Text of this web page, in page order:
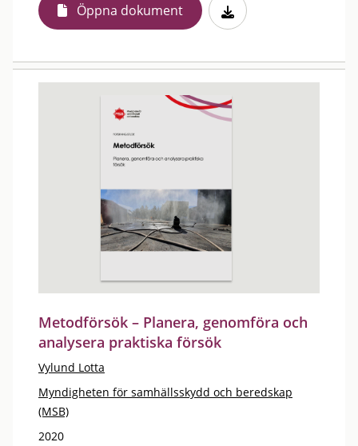
Öppna dokument
Metodförsök – Planera, genomföra och
analysera praktiska försök
Vylund Lotta
Myndigheten för samhällsskydd och beredskap
(MSB)
2020